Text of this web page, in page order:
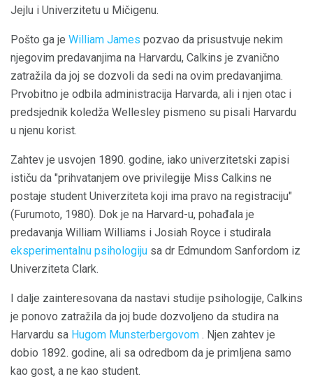
Jejlu i Univerzitetu u Mičigenu.
Pošto ga je William James pozvao da prisustvuje nekim
njegovim predavanjima na Harvardu, Calkins je zvanično
zatražila da joj se dozvoli da sedi na ovim predavanjima.
Prvobitno je odbila administracija Harvarda, ali i njen otac i
predsjednik koledža Wellesley pismeno su pisali Harvardu
u njenu korist.
Zahtev je usvojen 1890. godine, iako univerzitetski zapisi
ističu da "prihvatanjem ove privilegije Miss Calkins ne
postaje student Univerziteta koji ima pravo na registraciju"
(Furumoto, 1980). Dok je na Harvard-u, pohađala je
predavanja William Williams i Josiah Royce i studirala
eksperimentalnu psihologiju sa dr Edmundom Sanfordom iz
Univerziteta Clark.
I dalje zainteresovana da nastavi studije psihologije, Calkins
je ponovo zatražila da joj bude dozvoljeno da studira na
Harvardu sa Hugom Munsterbergovom . Njen zahtev je
dobio 1892. godine, ali sa odredbom da je primljena samo
kao gost, a ne kao student.